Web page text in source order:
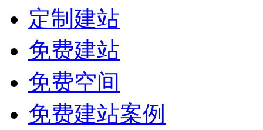
定制建站
免费建站
免费空间
免费建站案例